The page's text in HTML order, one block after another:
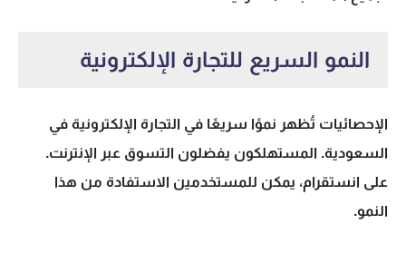
النمو السريع للتجارة الإلكترونية
الإحصائيات تُظهر نموًا سريعًا في التجارة الإلكترونية في
السعودية. المستهلكون يفضلون التسوق عبر الإنترنت.
على انستقرام، يمكن للمستخدمين الاستفادة من هذا
النمو.